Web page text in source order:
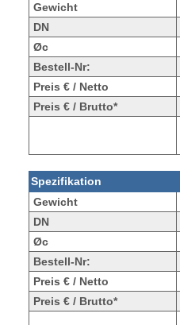
Gewicht
DN
Øc
Bestell-Nr:
Preis € / Netto
Preis € / Brutto*
Spezifikation
Gewicht
DN
Øc
Bestell-Nr:
Preis € / Netto
Preis € / Brutto*